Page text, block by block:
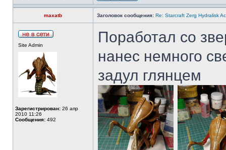
maxatb Заголовок сообщения: Re: Starcraft Zerg Hydralisk
Site Admin
Зарегистрирован: 26 апр
2010 11:26
Сообщения: 492
Поработал со
нанес немного
задул глянцем